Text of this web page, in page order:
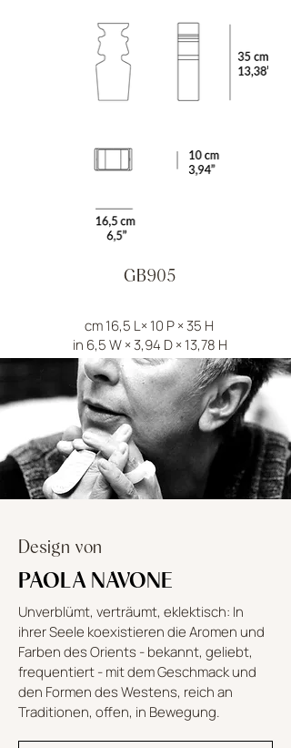
GB905
cm 16,5 L× 10 P × 35 H
in 6,5 W × 3,94 D × 13,78 H
Design von
PAOLA NAVONE
Unverblümt, verträumt, eklektisch: In
ihrer Seele koexistieren die Aromen und
Farben des Orients - bekannt, geliebt,
frequentiert - mit dem Geschmack und
den Formen des Westens, reich an
Traditionen, offen, in Bewegung.